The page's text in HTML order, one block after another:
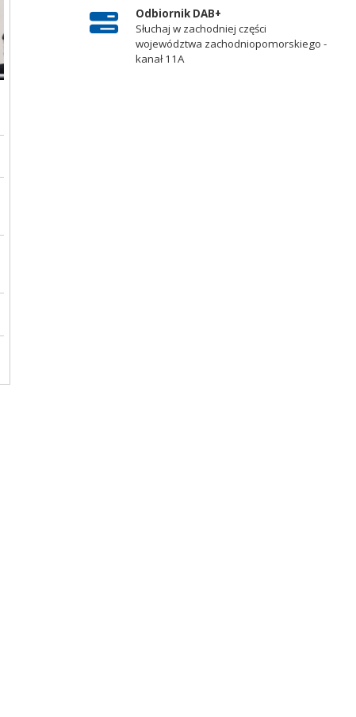
Odbiornik DAB+
Słuchaj w zachodniej części
województwa zachodniopomorskiego -
kanał 11A